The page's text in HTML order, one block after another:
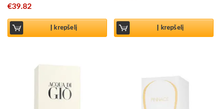
€39.82
Į krepšelį Į krepšelį